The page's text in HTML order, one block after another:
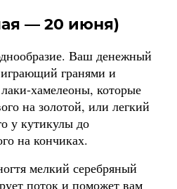
— 20 июня)
Ваш денежный
гранями и
хамелеоны, которые
на золотой, или легкий
у кутикулы до
на кончиках.
мелкий серебряный
поток и поможет вам